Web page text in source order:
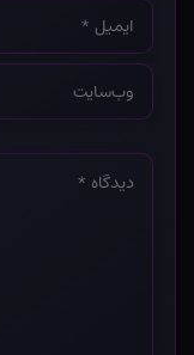
*
وب‌سایت
*
دیدگاه